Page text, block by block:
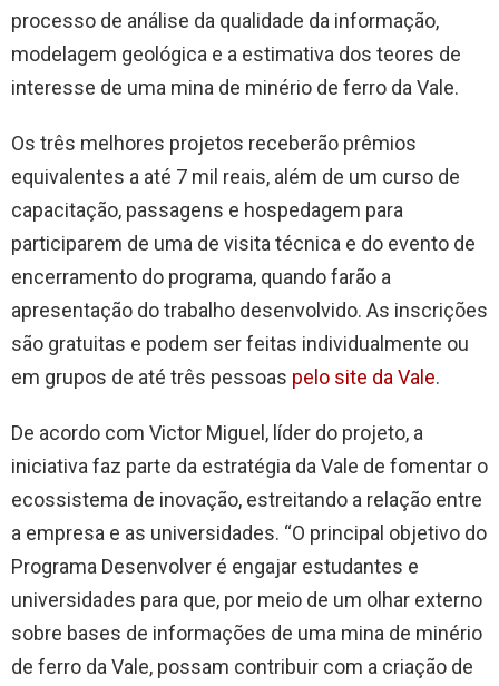
processo de análise da qualidade da informação,
modelagem geológica e a estimativa dos teores de
interesse de uma mina de minério de ferro da Vale.
Os três melhores projetos receberão prêmios
equivalentes a até 7 mil reais, além de um curso de
capacitação, passagens e hospedagem para
participarem de uma de visita técnica e do evento de
encerramento do programa, quando farão a
apresentação do trabalho desenvolvido. As inscrições
são gratuitas e podem ser feitas individualmente ou
em grupos de até três pessoas pelo site da Vale.
De acordo com Victor Miguel, líder do projeto, a
iniciativa faz parte da estratégia da Vale de fomentar o
ecossistema de inovação, estreitando a relação entre
a empresa e as universidades. “O principal objetivo do
Programa Desenvolver é engajar estudantes e
universidades para que, por meio de um olhar externo
sobre bases de informações de uma mina de minério
de ferro da Vale, possam contribuir com a criação de